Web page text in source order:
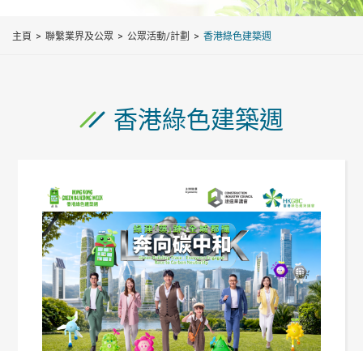
主頁 聯繫業界及公眾 公眾活動/計劃 香港綠色建築週
香港綠色建築週